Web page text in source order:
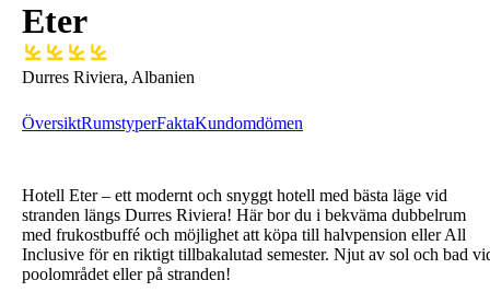
Eter
Durres Riviera, Albanien
ÖversiktRumstyperFaktaKundomdömen
Hotell Eter – ett modernt och snyggt hotell med bästa läge vid
stranden längs Durres Riviera! Här bor du i bekväma dubbelrum
med frukostbuffé och möjlighet att köpa till halvpension eller All
Inclusive för en riktigt tillbakalutad semester. Njut av sol och bad
poolområdet eller på stranden!